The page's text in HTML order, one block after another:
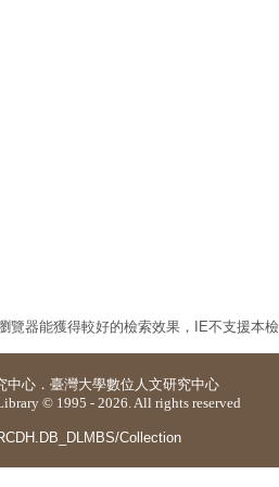
器能獲得較好的檢索效果，IE不支援本檢
中心 ． 臺灣大學數位人文研究中心
© 1995 - 2026. All rights reserved
Collection